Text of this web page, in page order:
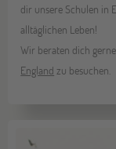
dir unsere Schulen in
alltäglichen Leben!
Wir beraten dich
England zu besuchen.